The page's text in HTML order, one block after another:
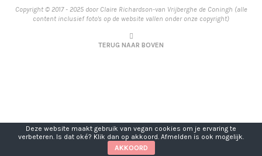
Copyright © 2017 - 2025 door Claire Richardson-van Vrijberghe de Coningh (alle
content inclusief foto's op de website vallen onder onze copyright)
TERUG NAAR BOVEN
Deze website maakt gebruik van vegan cookies om je ervaring te
verbeteren. Is dat oké? Klik dan op akkoord. Afmelden is ook mogelijk.
AKKOORD